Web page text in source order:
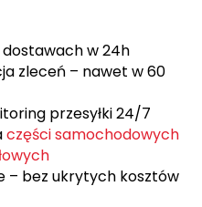
dostawach w 24h
zleceń – nawet w 60
przesyłki 24/7
części samochodowych
– bez ukrytych kosztów